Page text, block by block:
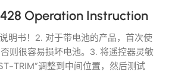
Operation Instruction
明书！2. 对于带电池的产品，首次使
则很容易损坏电池。3. 将遥控器灵敏
TRIM”调整到中间位置，然后测试